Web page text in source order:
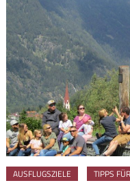
AUSFLUGSZIELE TIPPS